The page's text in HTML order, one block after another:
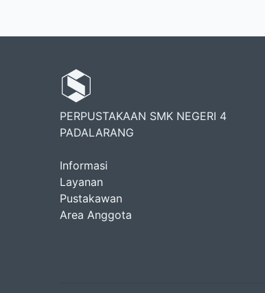
PERPUSTAKAAN SMK NEGERI 4
PADALARANG
Informasi
Layanan
Pustakawan
Area Anggota